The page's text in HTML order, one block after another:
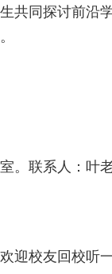
共同探讨前沿
。联系人：叶
迎校友回校听